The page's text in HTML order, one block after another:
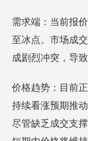
需求端：当前报
至冰点。市场成
成剧烈冲突，导
价格趋势：目前
持续看涨预期推
尽管缺乏成交支